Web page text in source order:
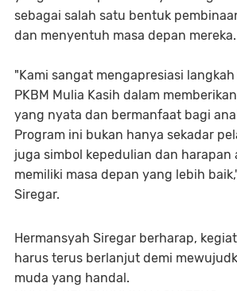
sebagai salah satu bentuk
dan menyentuh masa depan mereka.
"Kami sangat mengapresiasi langkah
PKBM Mulia Kasih dalam
yang nyata dan bermanfaat bagi
Program ini bukan hanya sekadar
juga simbol kepedulian dan harapan
memiliki masa depan yang lebih
Siregar.
Hermansyah Siregar berharap,
harus terus berlanjut demi
muda yang handal.